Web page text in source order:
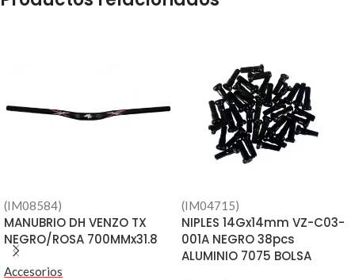
(IM08584)
MANUBRIO DH VENZO TX
NEGRO/ROSA 700MMx31.8
Accesorios
(IM04715)
NIPLES 14Gx14mm VZ-C03-
001A NEGRO 38pcs
ALUMINIO 7075 BOLSA